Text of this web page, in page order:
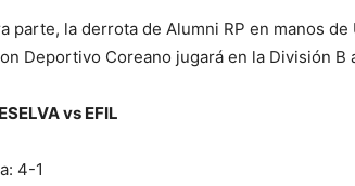
parte, la derrota de Alumni RP en manos
Deportivo Coreano jugará en la División B
vs EFIL
4-1